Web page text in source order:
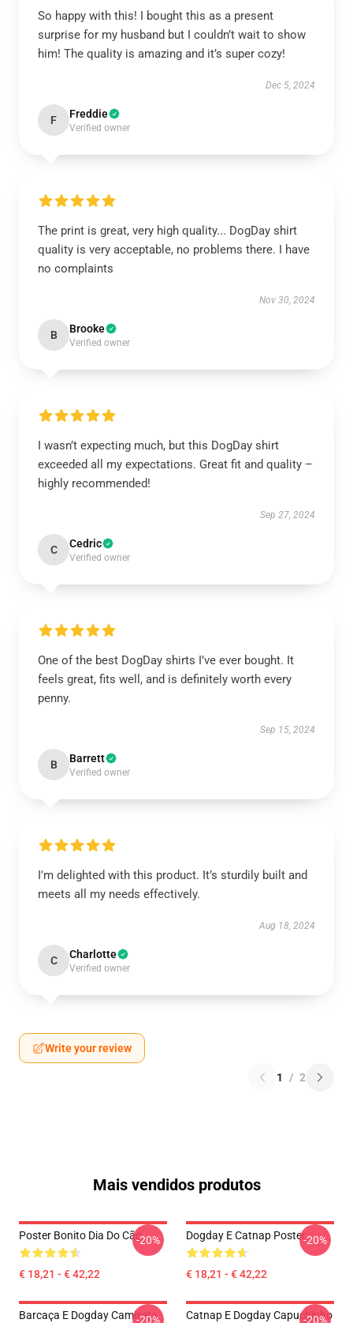
So happy with this! I bought this as a present
surprise for my husband but I couldn’t wait to show
him! The quality is amazing and it’s super cozy!
Dec 5, 2024
F Freddie
Verified owner
The print is great, very high quality... DogDay shirt
quality is very acceptable, no problems there. I have
no complaints
Nov 30, 2024
B Brooke
Verified owner
I wasn’t expecting much, but this DogDay shirt
exceeded all my expectations. Great fit and quality –
highly recommended!
Sep 27, 2024
C Cedric
Verified owner
One of the best DogDay shirts I’ve ever bought. It
feels great, fits well, and is definitely worth every
penny.
Sep 15, 2024
B Barrett
Verified owner
I'm delighted with this product. It’s sturdily built and
meets all my needs effectively.
Aug 18, 2024
C Charlotte
Verified owner
Write your review
1 / 2
Mais vendidos produtos
Poster Bonito Dia Do Cão
€ 18,21 - € 42,22
-20% Dogday E Catnap Poster
€ 18,21 - € 42,22
-20%
Barcaça E Dogday Camiseta
-20%
Catnap E Dogday Capuchinho
-20%